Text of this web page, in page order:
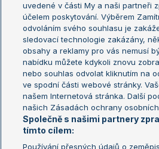
US Open
Turnaj
Turnaj
Aktualní trendy
Fotbalové přestupy
Livesport Daily
LS Prague Open
uvedené v části My a naši partneři
účelem poskytování. Výběrem
odvoláním svého souhlasu je
sledovací technologie zakázány,
obsahy a reklamy pro vás nemusí
nabídku můžete kdykoli znovu
nebo souhlas odvolat kliknutím na
ve spodní části webové stránky.
našem Internetová stránka. Další
našich Zásadách ochrany
Společně s našimi partnery
tímto cílem:
Používání přesných údajů o